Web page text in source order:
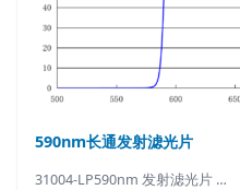
590nm长通发射滤光片
31004-LP590nm 发射滤光片 …